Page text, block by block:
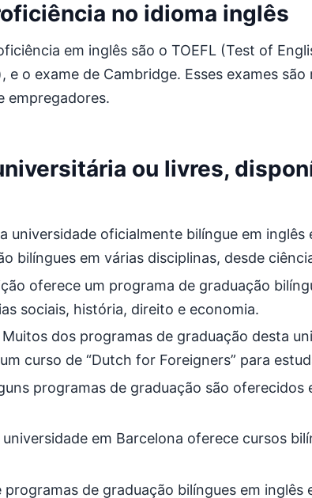
no idioma inglês
em inglês são o TOEFL (Test of
o exame de Cambridge. Esses exames
empregadores.
ou livres,
universidade oficialmente bilíngue em
bilíngues em várias disciplinas, desde
oferece um programa de graduação
sociais, história, direito e economia.
Muitos dos programas de graduação desta
curso de “Dutch for Foreigners” para
programas de graduação são
universidade em Barcelona oferece cursos
programas de graduação bilíngues em